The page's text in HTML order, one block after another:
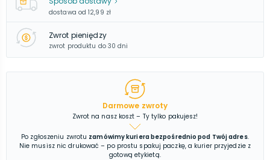
dostawa od 12,99 zł
Zwrot pieniędzy
zwrot produktu do 30 dni
Darmowe zwroty
Zwrot na nasz koszt – Ty tylko pakujesz!
Po zgłoszeniu zwrotu zamówimy kuriera bezpośrednio pod Twój adres.
Nie musisz nic drukować – po prostu spakuj paczkę, a kurier przyjedzie z
gotową etykietą.